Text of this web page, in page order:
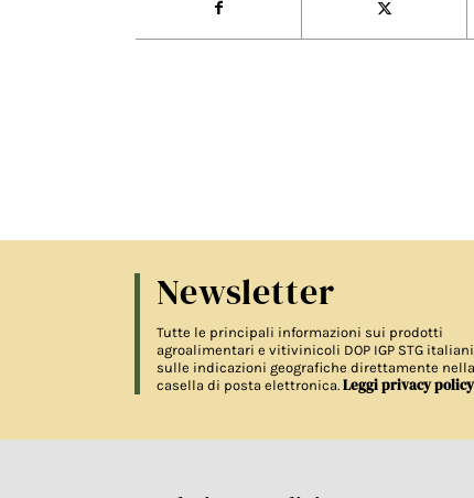
Newsletter
Tutte le principali informazioni sui prodotti
agroalimentari e vitivinicoli DOP IGP STG
sulle indicazioni geografiche direttamente
casella di posta elettronica. Leggi privacy policy